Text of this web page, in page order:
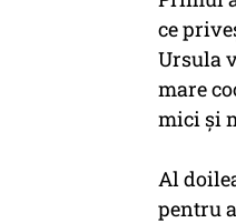
ce
Ursula
mare
mici şi
Al
pentru